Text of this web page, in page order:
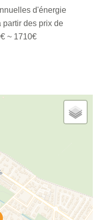
d'énergie
partir des prix de
~ 1710€